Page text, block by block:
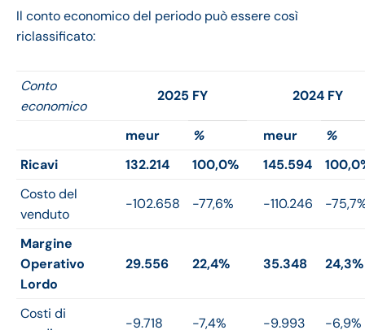
Il conto economico del periodo può essere così
riclassificato:
Conto
economico
2025 FY 2024 FY
meur % meur
%
Ricavi
132.214 100,0% 145.594
Costo del
venduto
-102.658 -77,6% -110.246 -
Margine
Operativo
Lordo
29.556 22,4% 35.348 24,3%
Costi di
-9.718 -7,4% -9.993 -6,9%